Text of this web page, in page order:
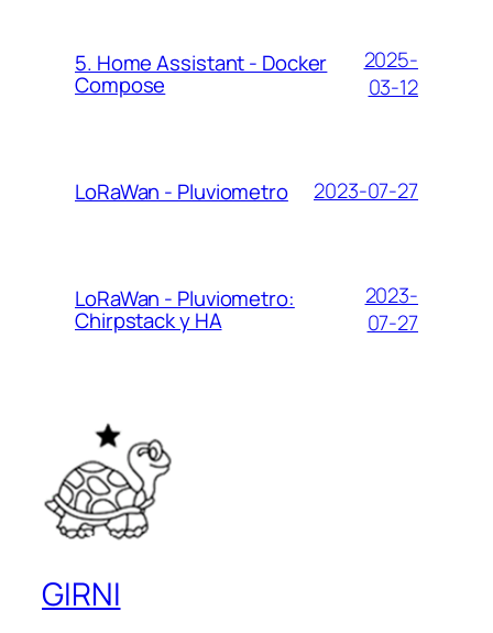
5. Home Assistant - Docker
Compose
2025-
03-12
LoRaWan - Pluviometro 2023-07-27
LoRaWan - Pluviometro:
Chirpstack y HA
2023-
07-27
GIRNI